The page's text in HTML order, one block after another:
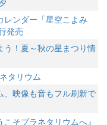
ンダー「星空こよみ
発売
う！夏～秋の星まつり情
タリウム
映像も音もフル刷新で
そプラネタリウムへ』